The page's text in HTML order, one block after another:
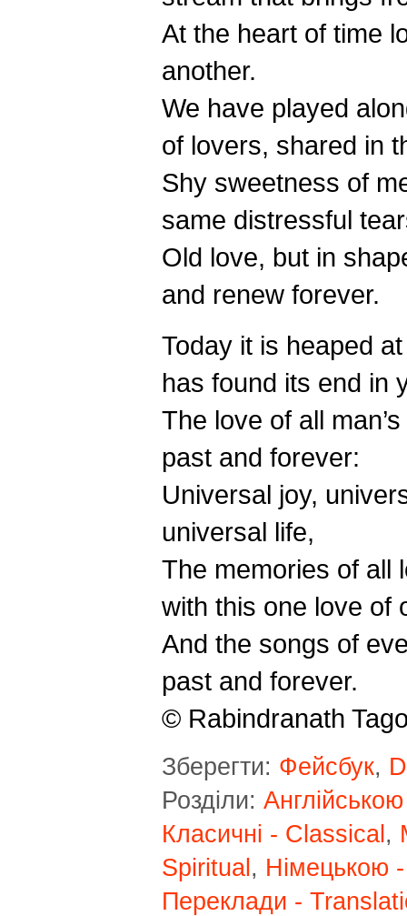
At the heart of time
another.
We have played
of lovers, shared in
Shy sweetness of
same distressful
Old love, but in
and renew forever.
Today it is heaped
has found its end in
The love of all
past and forever:
Universal joy,
universal life,
The memories of all
with this one love of
And the songs of
past and forever.
© Rabindranath
Зберегти: Фейсбук,
Розділи:
Класичні - Classical ,
Spiritual , Німецькою
Переклади -